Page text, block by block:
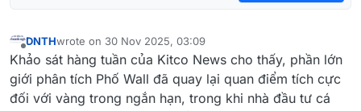
Offline
DNTHwrote on 30 Nov 2025, 03:09
last edited by
Khảo sát hàng tuần của Kitco News cho thấy, phần lớn
giới phân tích Phố Wall đã quay lại quan điểm tích cực
đối với vàng trong ngắn hạn, trong khi nhà đầu tư cá